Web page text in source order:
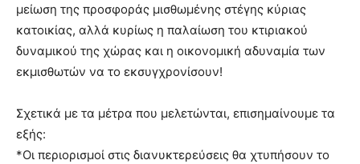
μείωση της προσφοράς μισθωμένης στέγης κύριας
κατοικίας, αλλά κυρίως η παλαίωση του κτιριακού
δυναμικού της χώρας και η οικονομική αδυναμία των
εκμισθωτών να το εκσυγχρονίσουν!
Σχετικά με τα μέτρα που μελετώνται, επισημαίνουμε τα
εξής:
*Οι περιορισμοί στις διανυκτερεύσεις θα χτυπήσουν το